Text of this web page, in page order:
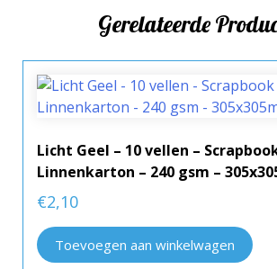
Gerelateerde
Licht Geel – 10 vellen –
Linnenkarton – 240 gsm –
€2,10
Toevoegen aan winkelwagen